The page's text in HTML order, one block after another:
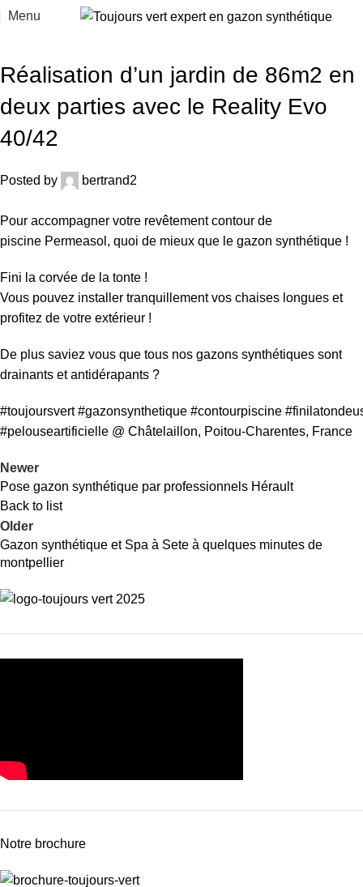
Menu
Réalisation d’un jardin de 86m2 en
deux parties avec le Reality Evo
40/42
Posted by bertrand2
Pour accompagner votre revêtement contour de
piscine Permeasol , quoi de mieux que le gazon synthétique !
Fini la corvée de la tonte !
Vous pouvez installer tranquillement vos chaises longues et
profitez de votre extérieur !
De plus saviez vous que tous nos gazons synthétiques sont
drainants et antidérapants ?
#toujoursvert #gazonsynthetique #contourpiscine
#pelouseartificielle @ Châtelaillon, Poitou-Charentes, France
Newer
Pose gazon synthétique par professionnels Hérault
Back to list
Older
Gazon synthétique et Spa à Sete à quelques minutes de
montpellier
Notre brochure